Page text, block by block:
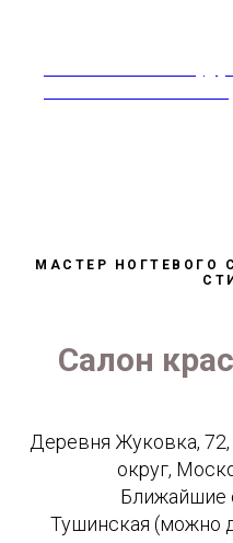
МАСТЕР НОГТЕВОГО
Салон
Деревня Жуковка,
округ,
Ближайшие
Тушинская (можно